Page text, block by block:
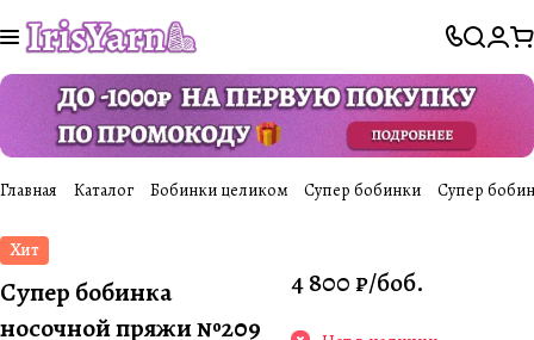
Главная Каталог Бобинки целиком Супер бобинки Супер
Хит
Супер бобинка
носочной пряжи №209
4 800 ₽/боб.